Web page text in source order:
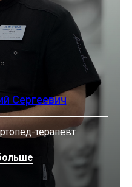
Сергеевич
терапевт